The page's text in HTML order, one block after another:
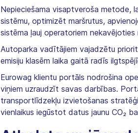
Nepieciešama visaptveroša metode,
sistēmu, optimizēt maršrutus,
sistēma ļauj operatoriem
Autoparka vadītājiem vajadzētu
emisiju klasēm laika gaitā radīs
Eurowag klientu portāls nodrošina
viņiem uzraudzīt savas darbības.
transportlīdzekļu izvietošanas
vienlaikus iegūstot datus jaunu CO₂